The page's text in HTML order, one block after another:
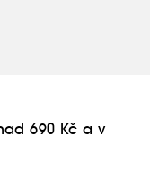
690 Kč a v